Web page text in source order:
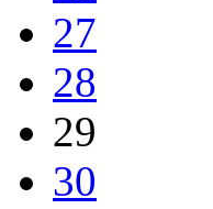
27
28
29
30